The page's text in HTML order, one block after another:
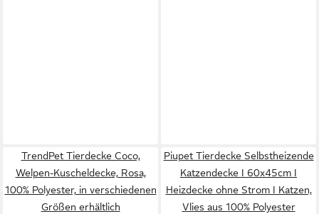
TrendPet Tierdecke Coco,
Welpen-Kuscheldecke, Rosa,
100% Polyester, in verschiedenen
Größen erhältlich
Piupet Tierdecke Selbstheizende
Katzendecke I 60x45cm I
Heizdecke ohne Strom I Katzen,
Vlies aus 100% Polyester